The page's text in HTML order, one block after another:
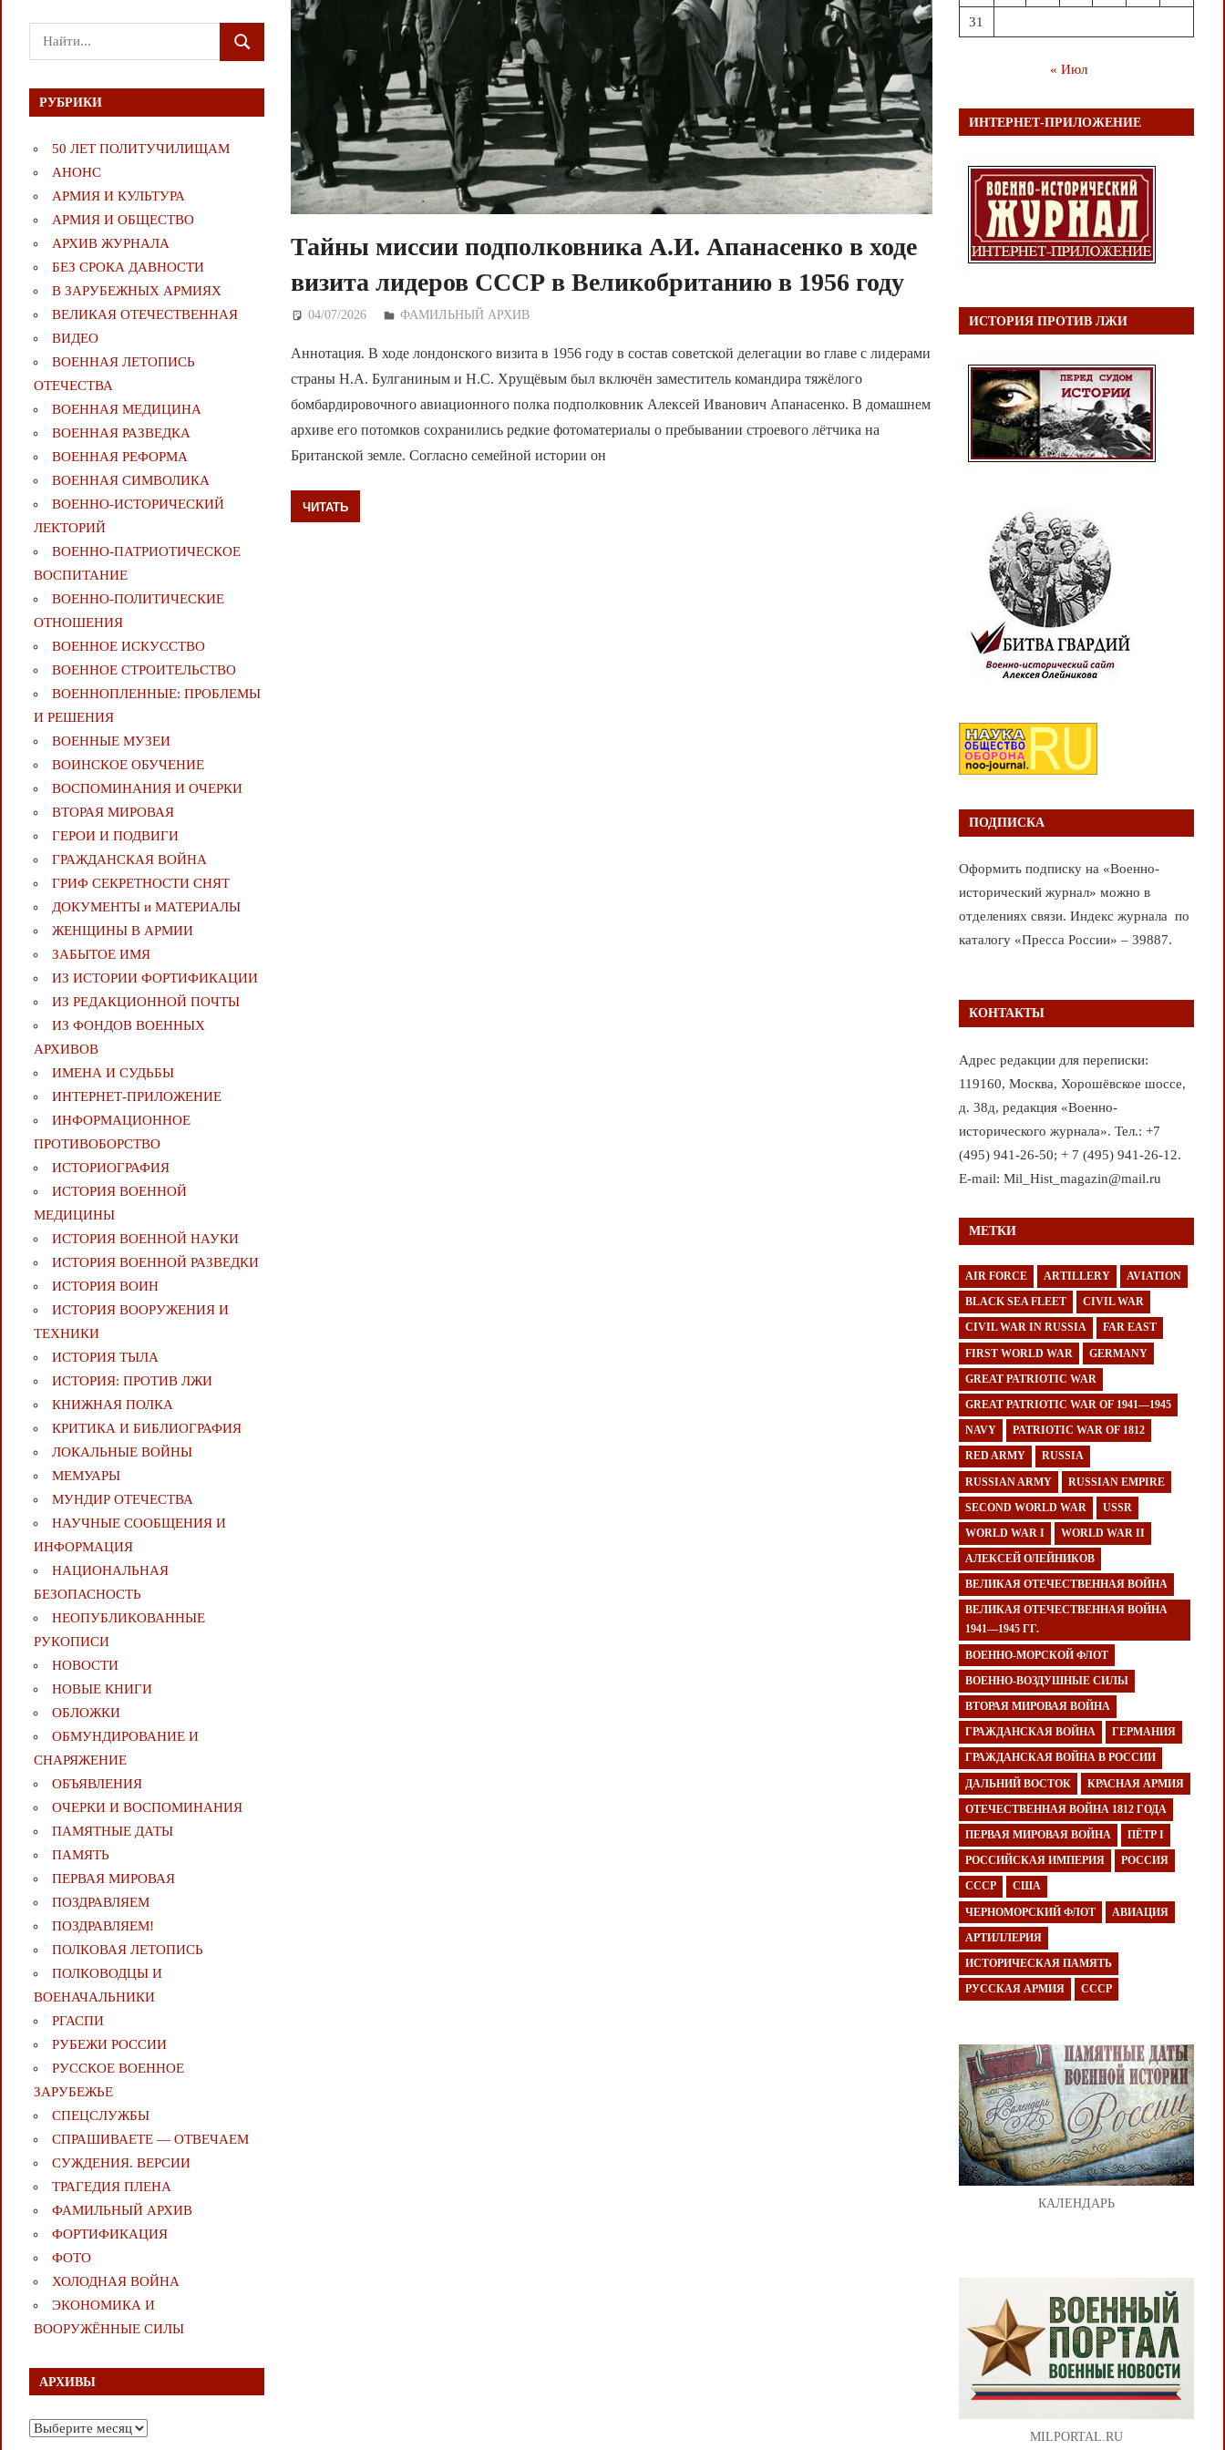
Тайны миссии подполковника А.И. Апанасенко в ходе
визита лидеров СССР в Великобританию в 1956 году
04/07/2026 Дежурный по Редакции
ФАМИЛЬНЫЙ АРХИВ
Аннотация. В ходе лондонского визита в 1956 году в состав советской делегации во главе с лидерами
страны Н.А. Булганиным и Н.С. Хрущёвым был включён заместитель командира тяжёлого
бомбардировочного авиационного полка подполковник Алексей Иванович Апанасенко. В домашнем
архиве его потомков сохранились редкие фотоматериалы о пребывании строевого лётчика на
Британской земле. Согласно семейной истории он
ЧИТАТЬ
Поиск
для:
ПОИСК
РУБРИКИ
50 ЛЕТ ПОЛИТУЧИЛИЩАМ
АНОНС
АРМИЯ И КУЛЬТУРА
АРМИЯ И ОБЩЕСТВО
АРХИВ ЖУРНАЛА
БЕЗ СРОКА ДАВНОСТИ
В ЗАРУБЕЖНЫХ АРМИЯХ
ВЕЛИКАЯ ОТЕЧЕСТВЕННАЯ
ВИДЕО
ВОЕННАЯ ЛЕТОПИСЬ
ОТЕЧЕСТВА
ВОЕННАЯ МЕДИЦИНА
ВОЕННАЯ РАЗВЕДКА
ВОЕННАЯ РЕФОРМА
ВОЕННАЯ СИМВОЛИКА
ВОЕННО-ИСТОРИЧЕСКИЙ
ЛЕКТОРИЙ
ВОЕННО-ПАТРИОТИЧЕСКОЕ
ВОСПИТАНИЕ
ВОЕННО-ПОЛИТИЧЕСКИE
ОТНОШЕНИЯ
ВОЕННОЕ ИСКУССТВО
ВОЕННОЕ СТРОИТЕЛЬСТВО
ВОЕННОПЛЕННЫЕ: ПРОБЛЕМЫ
И РЕШЕНИЯ
ВОЕННЫЕ МУЗЕИ
ВОИНСКОЕ ОБУЧЕНИЕ
ВОСПОМИНАНИЯ И ОЧЕРКИ
ВТОРАЯ МИРОВАЯ
ГЕРОИ И ПОДВИГИ
ГРАЖДАНСКАЯ ВОЙНА
ГРИФ СЕКРЕТНОСТИ СНЯТ
ДОКУМЕНТЫ и МАТЕРИАЛЫ
ЖЕНЩИНЫ В АРМИИ
ЗАБЫТОЕ ИМЯ
ИЗ ИСТОРИИ ФОРТИФИКАЦИИ
ИЗ РЕДАКЦИОННОЙ ПОЧТЫ
ИЗ ФОНДОВ ВОЕННЫХ
АРХИВОВ
ИМЕНА И СУДЬБЫ
ИНТЕРНЕТ-ПРИЛОЖЕНИЕ
ИНФОРМАЦИОННОЕ
ПРОТИВОБОРСТВО
ИСТОРИОГРАФИЯ
ИСТОРИЯ ВОЕННОЙ
МЕДИЦИНЫ
ИСТОРИЯ ВОЕННОЙ НАУКИ
ИСТОРИЯ ВОЕННОЙ РАЗВЕДКИ
ИСТОРИЯ ВОИН
ИСТОРИЯ ВООРУЖЕНИЯ И
ТЕХНИКИ
ИСТОРИЯ ТЫЛА
ИСТОРИЯ: ПРОТИВ ЛЖИ
КНИЖНАЯ ПОЛКА
КРИТИКА И БИБЛИОГРАФИЯ
ЛОКАЛЬНЫЕ ВОЙНЫ
МЕМУАРЫ
МУНДИР ОТЕЧЕСТВА
НАУЧНЫЕ СООБЩЕНИЯ И
ИНФОРМАЦИЯ
НАЦИОНАЛЬНАЯ
БЕЗОПАСНОСТЬ
НЕОПУБЛИКОВАННЫЕ
РУКОПИСИ
НОВОСТИ
НОВЫЕ КНИГИ
ОБЛОЖКИ
ОБМУНДИРОВАНИЕ И
СНАРЯЖЕНИЕ
ОБЪЯВЛЕНИЯ
ОЧЕРКИ И ВОСПОМИНАНИЯ
ПАМЯТНЫЕ ДАТЫ
ПАМЯТЬ
ПЕРВАЯ МИРОВАЯ
ПОЗДРАВЛЯЕМ
ПОЗДРАВЛЯЕМ!
ПОЛКОВАЯ ЛЕТОПИСЬ
ПОЛКОВОДЦЫ И
ВОЕНАЧАЛЬНИКИ
РГАСПИ
РУБЕЖИ РОССИИ
РУССКОЕ ВОЕННОЕ
ЗАРУБЕЖЬЕ
СПЕЦСЛУЖБЫ
СПРАШИВАЕТЕ — ОТВЕЧАЕМ
СУЖДЕНИЯ. ВЕРСИИ
ТРАГЕДИЯ ПЛЕНА
ФАМИЛЬНЫЙ АРХИВ
ФОРТИФИКАЦИЯ
ФОТО
ХОЛОДНАЯ ВОЙНА
ЭКОНОМИКА И
ВООРУЖЁННЫЕ СИЛЫ
АРХИВЫ
Архивы
31
« Июл
ИНТЕРНЕТ-ПРИЛОЖЕНИЕ
ИСТОРИЯ ПРОТИВ ЛЖИ
ПОДПИСКА
Оформить подписку на «Военно-
исторический журнал» можно в
отделениях связи. Индекс журнала по
каталогу «Пресса России» – 39887.
КОНТАКТЫ
Адрес редакции для переписки:
119160, Москва, Хорошёвское шоссе,
д. 38д, редакция «Военно-
исторического журнала». Тел.: +7
(495) 941-26-50; + 7 (495) 941-26-12.
E-mail: Mil_Hist_magazin@mail.ru
МЕТКИ
AIR FORCE ARTILLERY AVIATION
BLACK SEA FLEET CIVIL WAR
CIVIL WAR IN RUSSIA FAR EAST
FIRST WORLD WAR GERMANY
GREAT PATRIOTIC WAR
GREAT PATRIOTIC WAR OF 1941—1945
NAVY PATRIOTIC WAR OF 1812
RED ARMY RUSSIA
RUSSIAN ARMY RUSSIAN EMPIRE
SECOND WORLD WAR USSR
WORLD WAR I WORLD WAR II
АЛЕКСЕЙ ОЛЕЙНИКОВ
ВЕЛИКАЯ ОТЕЧЕСТВЕННАЯ ВОЙНА
ВЕЛИКАЯ ОТЕЧЕСТВЕННАЯ ВОЙНА
1941—1945 ГГ.
ВОЕННО-МОРСКОЙ ФЛОТ
ВОЕННО-ВОЗДУШНЫЕ СИЛЫ
ВТОРАЯ МИРОВАЯ ВОЙНА
ГРАЖДАНСКАЯ ВОЙНА ГЕРМАНИЯ
ГРАЖДАНСКАЯ ВОЙНА В РОССИИ
ДАЛЬНИЙ ВОСТОК КРАСНАЯ АРМИЯ
ОТЕЧЕСТВЕННАЯ ВОЙНА 1812 ГОДА
ПЕРВАЯ МИРОВАЯ ВОЙНА ПЁТР I
РОССИЙСКАЯ ИМПЕРИЯ РОССИЯ
СССР США
ЧЕРНОМОРСКИЙ ФЛОТ АВИАЦИЯ
АРТИЛЛЕРИЯ
ИСТОРИЧЕСКАЯ ПАМЯТЬ
РУССКАЯ АРМИЯ СССР
КАЛЕНДАРЬ
MILPORTAL.RU